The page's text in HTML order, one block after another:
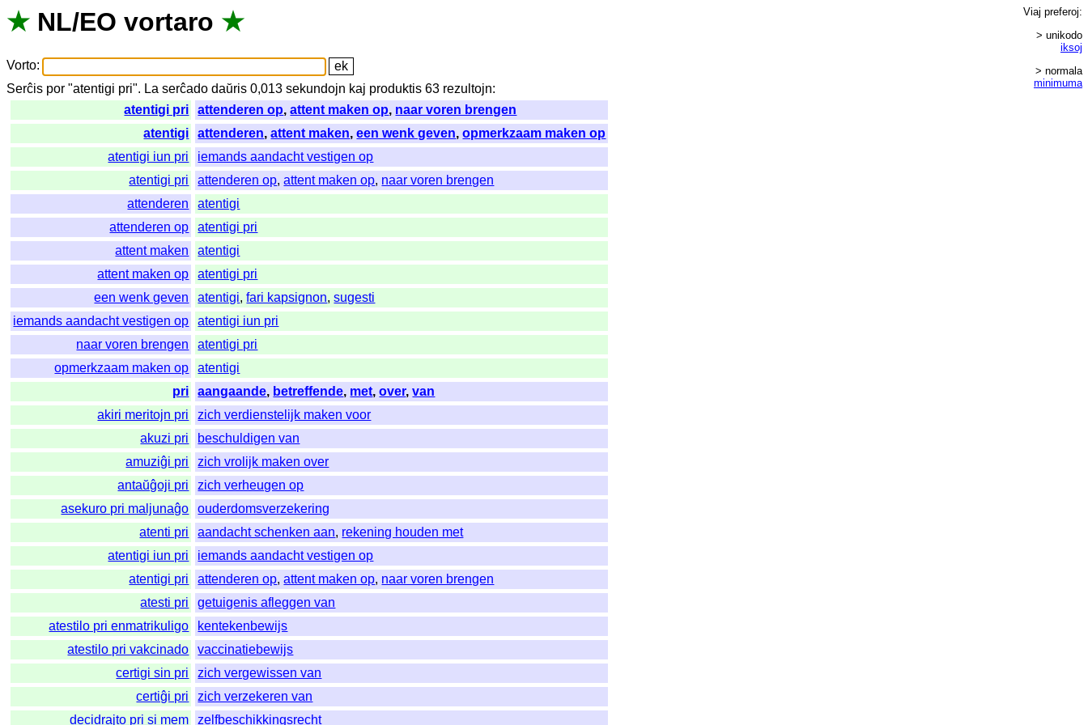
★ NL/EO vortaro ★
Vorto:
Serĉis por "atentigi pri". La serĉado daŭris 0,013sekundojn kaj produktis 63 rezultojn:
atentigi pri
attenderen op,attent maken op, naar voren brengen
atentigi
attenderen,attent maken,een wenk geven,opmerkzaam maken op
atentigi iun pri
iemands aandacht vestigen op
atentigi pri
attenderen op,attent maken op, naar voren brengen
attenderen
atentigi
attenderen op
atentigi pri
attent maken
atentigi
attent maken op
atentigi pri
een wenk geven
atentigi,fari kapsignon,sugesti
iemands aandacht vestigen op
atentigi iun pri
naar voren brengen
atentigi pri
opmerkzaam maken op
atentigi
pri
aangaande, betreffende, met,over,van
akiri meritojn pri
zich verdienstelijk maken voor
akuzi pri
beschuldigen van
amuziĝi pri
zich vrolijk maken over
antaŭĝoji pri
zich verheugen op
asekuro pri maljunaĝo
ouderdomsverzekering
atenti pri
aandacht schenken aan, rekening houden met
atentigi iun pri
iemands aandacht vestigen op
atentigi pri
attenderen op,attent maken op, naar voren brengen
atesti pri
getuigenis afleggen van
atestilo pri enmatrikuligo
kentekenbewijs
atestilo pri vakcinado
vaccinatiebewijs
certigi sin pri
zich vergewissen van
certiĝi pri
zich verzekeren van
decidrajto pri si mem
zelfbeschikkingsrecht
Viaj preferoj:
> unikodo
iksoj
> normala
minimuma